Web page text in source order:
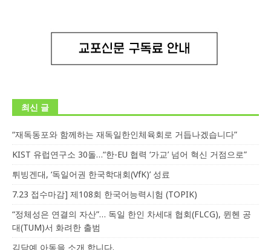
최신 글
“재독동포와 함께하는 재독일한인체육회로 거듭나겠습니다”
KIST 유럽연구소 30돌…“한-EU 협력 ‘가교’ 넘어 혁신 거점으로”
튀빙겐대, ‘독일어권 한국학대회(VfK)’ 성료
7.23 접수마감] 제108회 한국어능력시험 (TOPIK)
“정체성은 연결의 자산”… 독일 한인 차세대 협회(FLCG), 뮌헨 공
대(TUM)서 화려한 출범
김담예 아동을 소개 합니다.